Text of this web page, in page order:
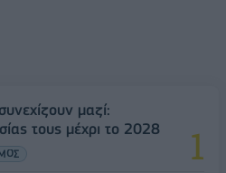
μαζί:
τους μέχρι το 2028